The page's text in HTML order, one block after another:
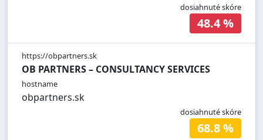
dosiahnuté skóre
48.4 %
https://obpartners.sk
OB PARTNERS – CONSULTANCY SERVICES
hostname
obpartners.sk
dosiahnuté skóre
68.8 %